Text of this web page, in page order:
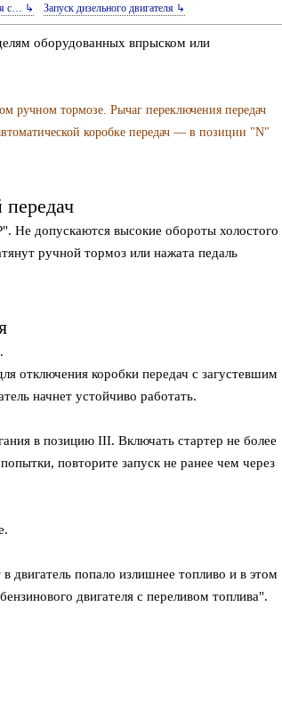
с… ↳ Запуск дизельного двигателя ↳
оборудованных впрыском или
ручном тормозе. Рычаг переключения передач
коробке передач — в позиции "N"
Не допускаются высокие обороты холостого
ручной тормоз или нажата педаль
отключения коробки передач с загустевшим
начнет устойчиво работать.
в позицию III. Включать стартер не более
повторите запуск не ранее чем через
двигатель попало излишнее топливо и в этом
двигателя с переливом топлива".